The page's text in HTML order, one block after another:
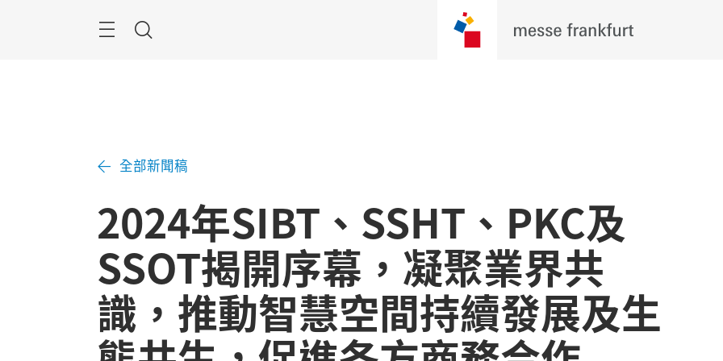
Navigation
搜
全部新聞稿
2024年SIBT、SSHT、PKC及
SSOT揭開序幕，凝聚業界共
識，推動智慧空間持續發展及生